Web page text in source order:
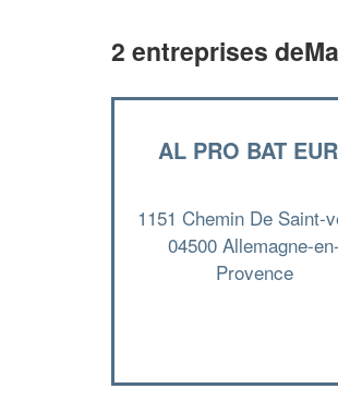
2 entreprises
AL PRO BAT
1151 Chemin De Saint-
04500 Allemagne-en-
Provence